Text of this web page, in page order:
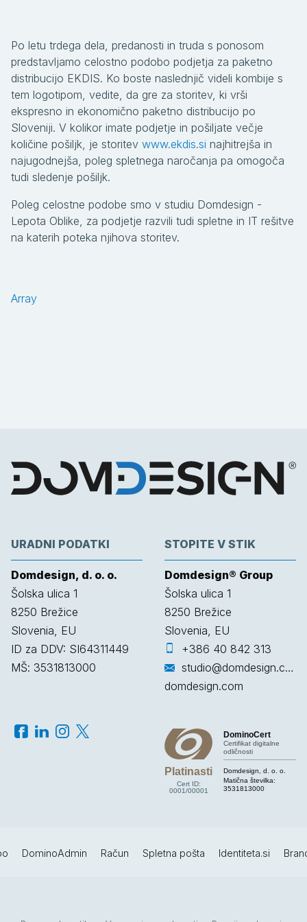
Po letu trdega dela, predanosti in truda s ponosom
predstavljamo celostno podobo podjetja za paketno
distribucijo EKDIS. Ko boste naslednjič videli kombije s
tem logotipom, vedite, da gre za storitev, ki vrši
ekspresno in ekonomično paketno distribucijo po
Sloveniji. V kolikor imate podjetje in pošiljate večje
količine pošiljk, je storitev www.ekdis.si najhitrejša in
najugodnejša, poleg spletnega naročanja pa omogoča
tudi sledenje pošiljk.
Poleg celostne podobe smo v studiu Domdesign -
Lepota Oblike, za podjetje razvili tudi spletne in IT rešitve
na katerih poteka njihova storitev.
Array
URADNI PODATKI
Domdesign, d. o. o.
Šolska ulica 1
8250 Brežice
Slovenia, EU
ID za DDV: SI64311449
MŠ: 3531813000
STOPITE V STIK
Domdesign® Group
Šolska ulica 1
8250 Brežice
Slovenia, EU
+386 40 842 313
studio@domdesign.com
domdesign.com
Platinasti
Cert ID:
0001/00001
DominoCert
Certifikat digitalne
odličnosti
Domdesign, d. o. o.
Matična številka:
3531813000
DominoAdmin Račun Spletna pošta Identiteta.si